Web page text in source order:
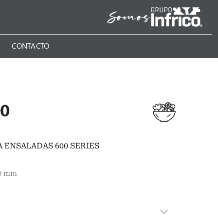
CONTACTO
600 SERIES
mm